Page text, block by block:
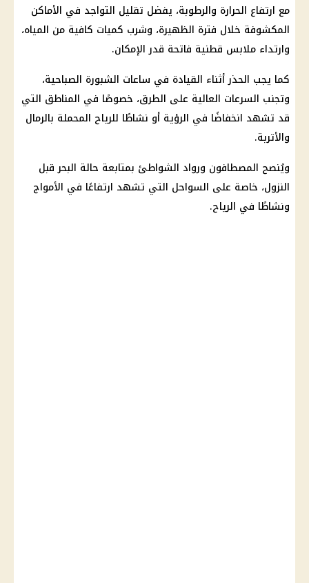
مع ارتفاع الحرارة والرطوبة، يفضل تقليل التواجد في الأماكن
المكشوفة خلال فترة الظهيرة، وشرب كميات كافية من المياه،
وارتداء ملابس قطنية فاتحة قدر الإمكان.
كما يجب الحذر أثناء القيادة في ساعات الشبورة الصباحية،
وتجنب السرعات العالية على الطرق، خصوصًا في المناطق التي
قد تشهد انخفاضًا في الرؤية أو نشاطًا للرياح المحملة بالرمال
والأتربة.
ويُنصح المصطافون ورواد الشواطئ بمتابعة حالة البحر قبل
النزول، خاصة على السواحل التي تشهد ارتفاعًا في الأمواج
ونشاطًا في الرياح.